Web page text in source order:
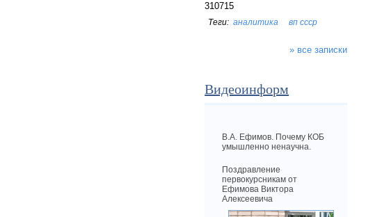
310715
аналитика вп ссср
» все записки
Видеоинформ
В.А. Ефимов. Почему КОБ
умышленно ненаучна.
Поздравление
первокурсникам от
Ефимова Виктора
Алексеевича